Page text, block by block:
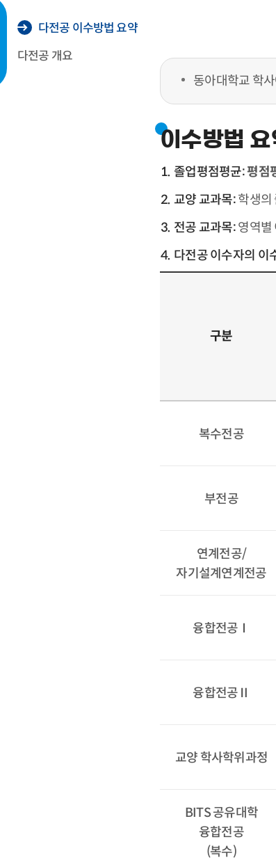
다전공 이수방법 요약
다전공 개요
동아대학교 학
이수방법 요
졸업평점평균:평점
교양 교과목:학생의
전공 교과목:영역별
다전공 이수자의 이
구분
복수전공
부전공
연계전공/
자기설계연계전공
융합전공 Ⅰ
융합전공 Ⅱ
교양 학사학위과정
BITS공유대학
융합전공
(복수)